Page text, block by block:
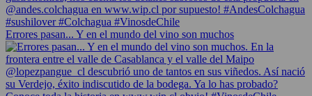
Errores pasan... Y en el mundo del vino son muchos